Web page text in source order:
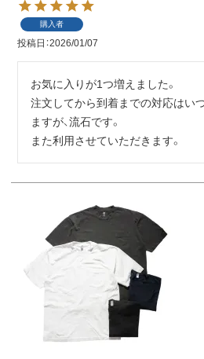
購入者
投稿日 2026/01/07
お気に入りが1つ増えました。
注文してから到着までの対応はい
ますが、流石です。
また利用させていただきます。